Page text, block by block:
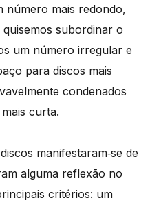
número mais redondo,
subordinar o
um número irregular e
para discos mais
condenados
curta.
manifestaram‑se de
alguma reflexão no
critérios: um